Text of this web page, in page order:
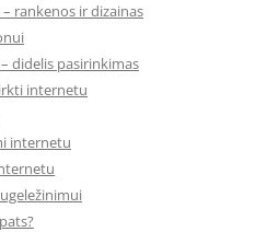
rankenos ir dizainas
didelis pasirinkimas
internetu
internetu